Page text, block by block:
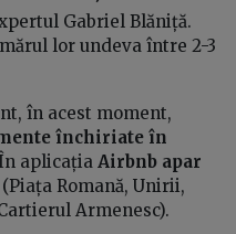
Gabriel Blăniță.
lor undeva între 2-3
în acest moment,
închiriate în
aplicația Airbnb apar
(Piața Romană, Unirii,
Armenesc).